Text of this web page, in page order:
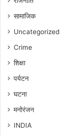
सामाजिक
Uncategorized
Crime
शिक्षा
पर्यटन
घटना
मनोरंजन
INDIA